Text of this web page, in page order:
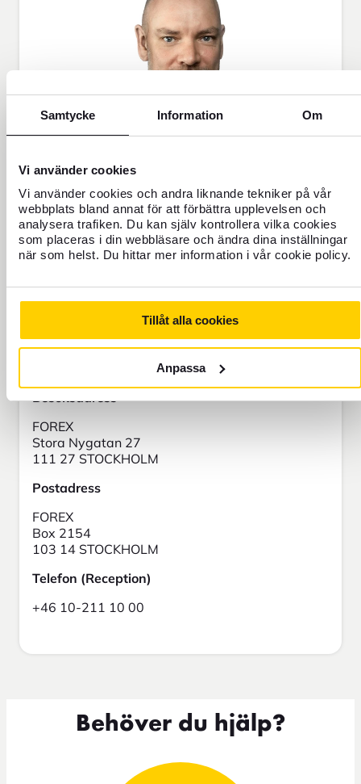
Samtycke Information Om
Vi använder cookies
Vi använder cookies och andra liknande tekniker på vår
webbplats bland annat för att förbättra upplevelsen och
analysera trafiken. Du kan själv kontrollera vilka cookies
som placeras i din webbläsare och ändra dina inställningar
när som helst. Du hittar mer information i vår cookie policy.
Tillåt alla cookies
Anpassa
PR Manager
rickard.andersson@forex.se
Besöksadress
FOREX
Stora Nygatan 27
111 27 STOCKHOLM
Postadress
FOREX
Box 2154
103 14 STOCKHOLM
Telefon (Reception)
+46 10-211 10 00
Behöver du hjälp?